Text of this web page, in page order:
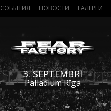
СОБЫТИЯ НОВОСТИ ГАЛЕРЕИ
3. SEPTEMBRĪ
Palladium Rīga